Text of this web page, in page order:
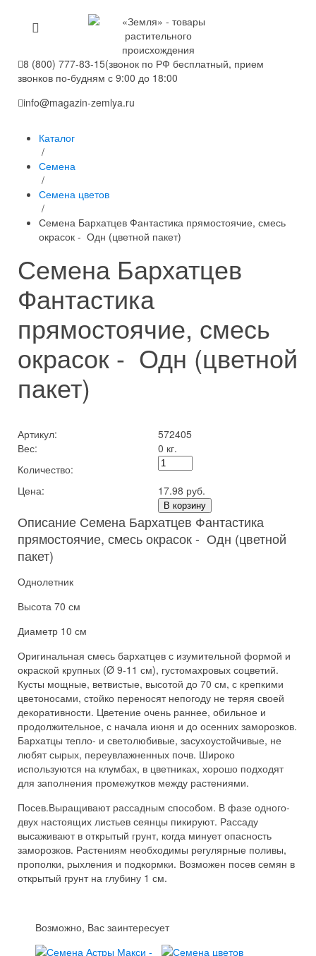
8 (800) 777-83-15(звонок по РФ бесплатный, прием
звонков по-будням с 9:00 до 18:00
info@magazin-zemlya.ru
Каталог
/
Семена
/
Семена цветов
/
Семена Бархатцев Фантастика прямостоячие, смесь
окрасок - Одн (цветной пакет)
Семена Бархатцев
Фантастика
прямостоячие, смесь
окрасок - Одн (цветной
пакет)
Артикул:
572405
Вес:
0 кг.
Количество:
Цена:
17.98 руб.
В корзину
Описание Семена Бархатцев Фантастика
прямостоячие, смесь окрасок - Одн (цветной
пакет)
Однолетник
Высота 70 см
Диаметр 10 см
Оригинальная смесь бархатцев с изумительной формой и
окраской крупных (Ø 9-11 см), густомахровых соцветий.
Кусты мощные, ветвистые, высотой до 70 см, с крепкими
цветоносами, стойко переносят непогоду не теряя своей
декоративности. Цветение очень раннее, обильное и
продолжительное, с начала июня и до осенних заморозков.
Бархатцы тепло- и светолюбивые, засухоустойчивые, не
любят сырых, переувлажненных почв. Широко
используются на клумбах, в цветниках, хорошо подходят
для заполнения промежутков между растениями.
Посев.Выращивают рассадным способом. В фазе одного-
двух настоящих листьев сеянцы пикируют. Рассаду
высаживают в открытый грунт, когда минует опасность
заморозков. Растениям необходимы регулярные поливы,
прополки, рыхления и подкормки. Возможен посев семян в
открытый грунт на глубину 1 см.
Возможно, Вас заинтересует